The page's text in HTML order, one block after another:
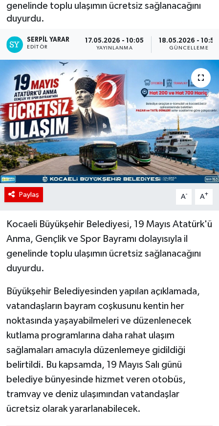
genelinde toplu ulaşımın ücretsiz sağlanacağını
duyurdu.
SERPİL YARAR
EDITÖR
17.05.2026 - 10:05
YAYINLANMA
18.05.2026 - 10:50
GÜNCELLEME
Paylaş A- A+
Kocaeli Büyükşehir Belediyesi, 19 Mayıs Atatürk'ü
Anma, Gençlik ve Spor Bayramı dolayısıyla il
genelinde toplu ulaşımın ücretsiz sağlanacağını
duyurdu.
Büyükşehir Belediyesinden yapılan açıklamada,
vatandaşların bayram coşkusunu kentin her
noktasında yaşayabilmeleri ve düzenlenecek
kutlama programlarına daha rahat ulaşım
sağlamaları amacıyla düzenlemeye gidildiği
belirtildi. Bu kapsamda, 19 Mayıs Salı günü
belediye bünyesinde hizmet veren otobüs,
tramvay ve deniz ulaşımından vatandaşlar
ücretsiz olarak yararlanabilecek.